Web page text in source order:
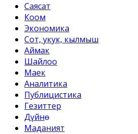
Саясат
Коом
Экономика
Сот, укук, кылмыш
Аймак
Шайлоо
Маек
Аналитика
Публицистика
Гезиттер
Дүйнө
Маданият